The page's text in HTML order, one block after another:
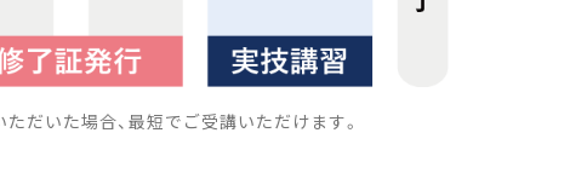
だいた場合、最短でご受講いただけます。